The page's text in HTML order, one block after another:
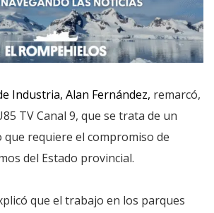
Industria, Alan Fernández, remarcó,
TV Canal 9, que se trata de un
que requiere el compromiso de
del Estado provincial.
que el trabajo en los parques